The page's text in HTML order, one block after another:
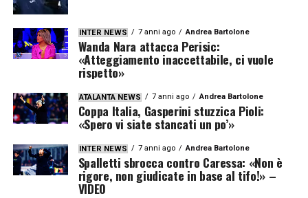
INTER NEWS 7 anni ago Andrea Bartolone
Wanda Nara attacca Perisic:
«Atteggiamento inaccettabile, ci vuole
rispetto»
ATALANTA NEWS 7 anni ago Andrea Bartolone
Coppa Italia, Gasperini stuzzica Pioli:
«Spero vi siate stancati un po’»
INTER NEWS 7 anni ago Andrea Bartolone
Spalletti sbrocca contro Caressa: «Non è
rigore, non giudicate in base al tifo!» –
VIDEO